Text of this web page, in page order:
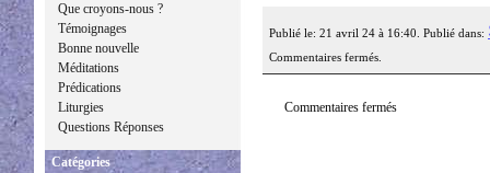
Que croyons-nous ?
Témoignages
Bonne nouvelle
Méditations
Prédications
Liturgies
Questions Réponses
Catégories
Publié le: 21 avril 24 à 16:40. Publié dans:
Commentaires fermés.
Commentaires fermés